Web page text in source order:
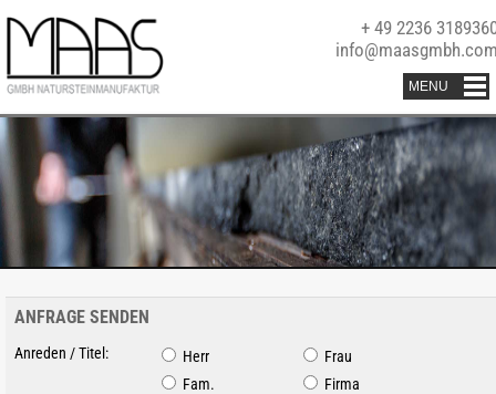
+ 49 2236
ANFRAGE SENDEN
Anreden / Titel: Herr
Frau
Fam.
Firma